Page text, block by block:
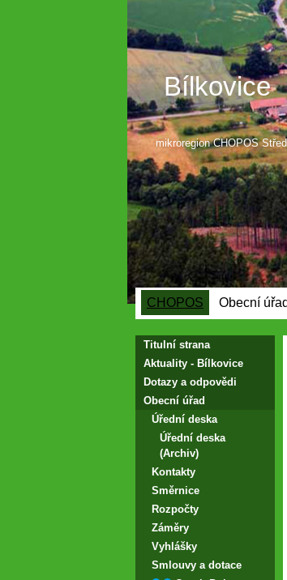
Bílkovice
mikroregion CHOPOS
CHOPOS Obecní úřad
Titulní strana
Aktuality - Bílkovice
Dotazy a odpovědi
Obecní úřad
Úřední deska
Úřední deska
(Archiv)
Kontakty
Směrnice
Rozpočty
Záměry
Vyhlášky
Smlouvy a dotace